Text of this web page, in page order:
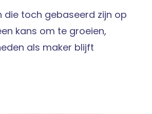
die toch gebaseerd zijn op
kans om te groeien,
als maker blijft